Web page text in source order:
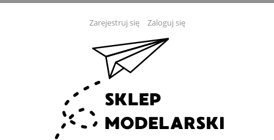
Zarejestruj się Zaloguj się